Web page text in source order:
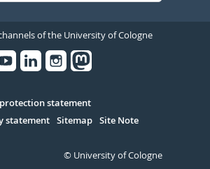
of the University of Cologne
statement
statement Sitemap Site Note
© University of Cologne